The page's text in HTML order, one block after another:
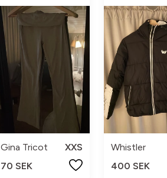
Gina Tricot
XXS
70 SEK
Whistler
400 SEK